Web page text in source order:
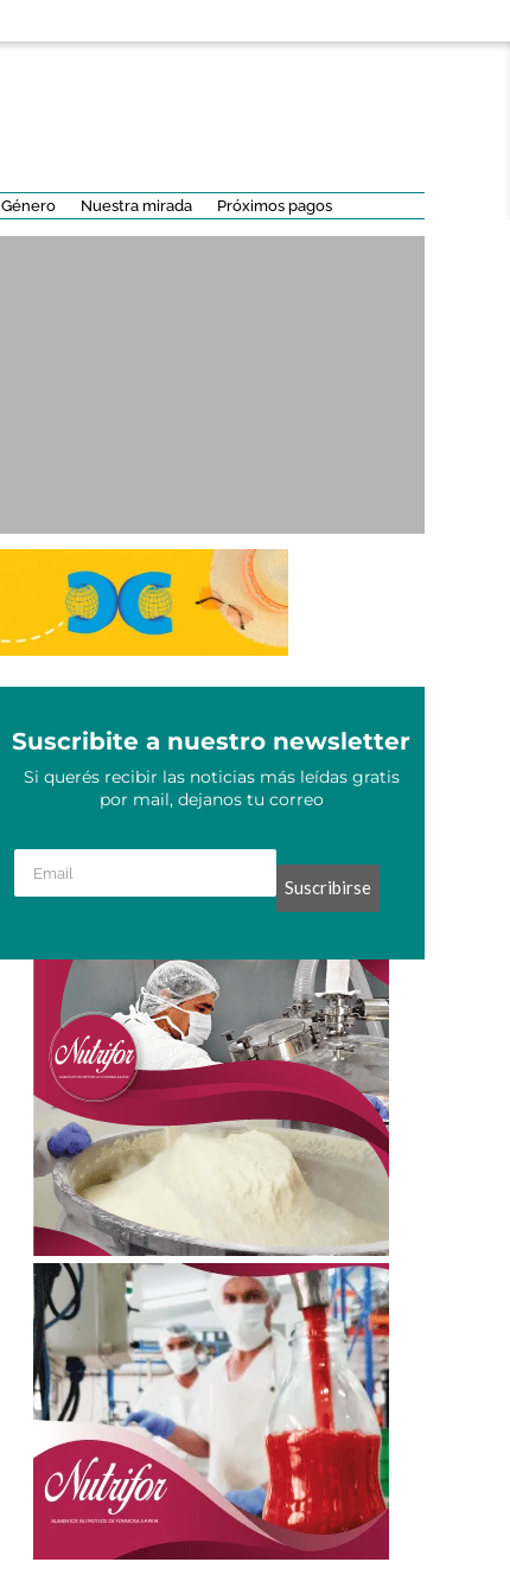
Género Nuestra mirada Próximos pagos
Suscribite a nuestro newsletter
Si querés recibir las noticias más leídas gratis
por mail, dejanos tu correo
Suscribirse